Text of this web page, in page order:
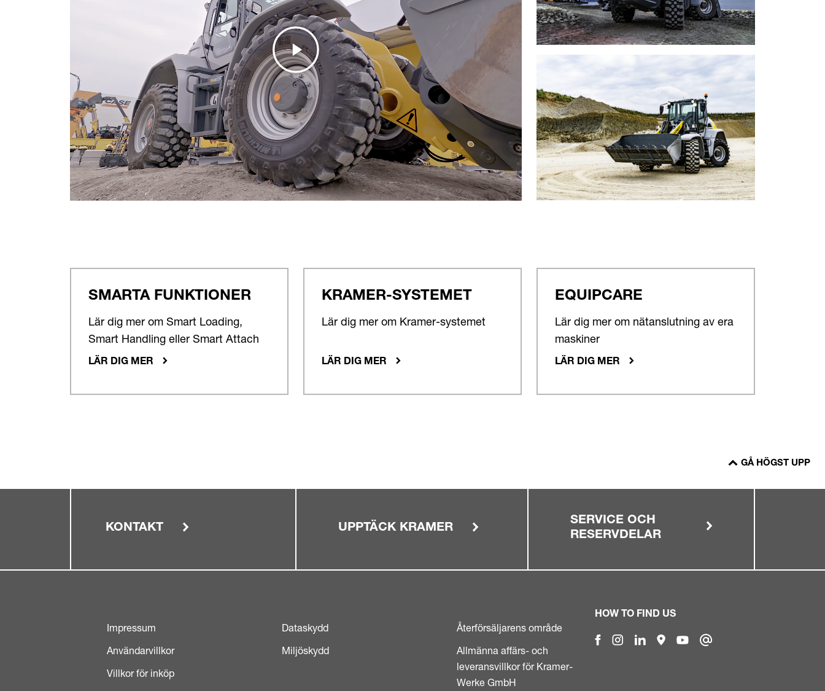
SMARTA FUNKTIONER
Lär dig mer om Smart Loading,
Smart Handling eller Smart Attach
LÄR DIG MER
KRAMER-SYSTEMET
Lär dig mer om Kramer-systemet
LÄR DIG MER
EQUIPCARE
Lär dig mer om nätanslutning av era
maskiner
LÄR DIG MER
GÅ HÖGST UPP
KONTAKT UPPTÄCK KRAMER
SERVICE OCH
RESERVDELAR
Impressum
Användarvillkor
Villkor för inköp
Dataskydd
Miljöskydd
Återförsäljarens område
Allmänna affärs- och
leveransvillkor för Kramer-
Werke GmbH
HOW TO FIND US